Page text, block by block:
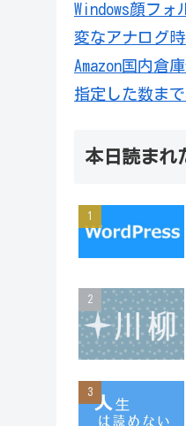
Windows顔フォ
変なアナログ
Amazon国内倉
指定した数ま
本日読まれ